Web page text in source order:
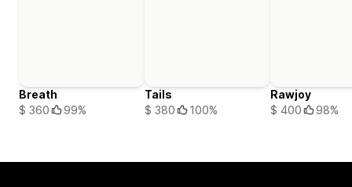
Breath
$ 360
99%
Tails
$ 380
100%
Rawjoy
$ 400
98%